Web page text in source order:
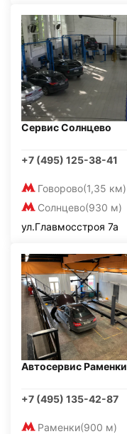
Сервис Солнцево
+7 (495) 125-38-41
Говорово(1,35 км)
Солнцево(930 м)
ул.Главмосстроя 7а
Автосервис Раменки
+7 (495) 135-42-87
Раменки(900 м)